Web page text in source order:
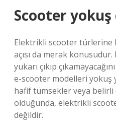
Scooter yokuş
Elektrikli scooter türlerine
açısı da merak
yukarı çıkıp
e-scooter modelleri yokuş
hafif tümsekler veya
olduğunda, elektrikli
değildir.